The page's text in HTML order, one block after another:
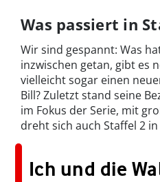
Was passiert in
Wir sind gespannt: Was
inzwischen getan, gibt es
vielleicht sogar einen
Bill? Zuletzt stand seine
im Fokus der Serie, mit
dreht sich auch Staffel 2
Ich und die